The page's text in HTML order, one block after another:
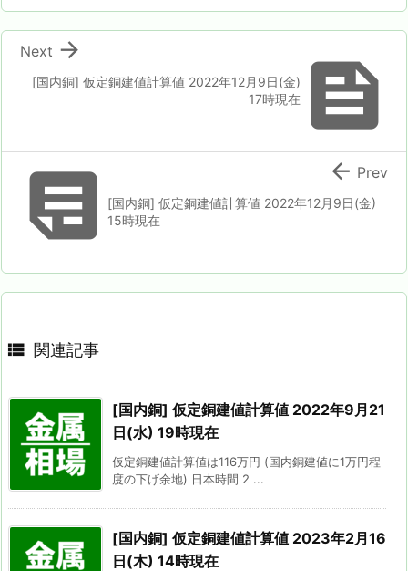

[国内銅] 仮定銅建値計算値 2022年12月9日(金)
17時現在

Next
[国内銅] 仮定銅建値計算値 2022年12月9日(金)
15時現在
 Prev
 関連記事
[国内銅] 仮定銅建値計算値 2022年9月21
日(水) 19時現在
仮定銅建値計算値は116万円 (国内銅建値に1万円程
度の下げ余地) 日本時間 2 ...
[国内銅] 仮定銅建値計算値 2023年2月16
日(木) 14時現在